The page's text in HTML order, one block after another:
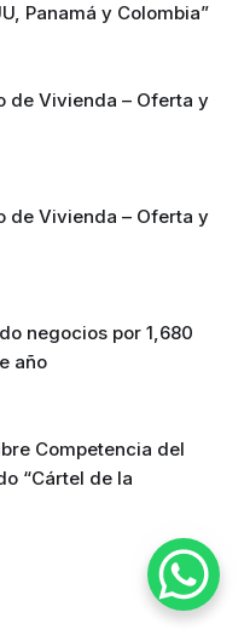
Panamá y Colombia”
de Vivienda – Oferta y
de Vivienda – Oferta y
negocios por 1,680
año
Competencia del
“Cártel de la